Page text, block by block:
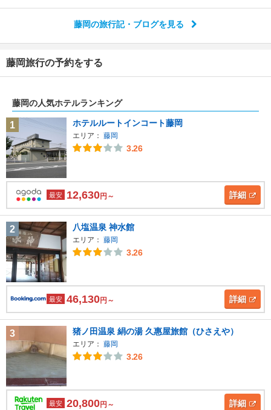
藤岡の旅行記・ブログを見る
藤岡旅行の予約をする
藤岡の人気ホテルランキング
1 ホテルルートインコート藤岡
エリア： 藤岡
3.26
最安 12,630円～ 詳細
2 八塩温泉 神水館
エリア： 藤岡
3.26
最安 46,130円～ 詳細
3 猪ノ田温泉 絹の湯 久惠屋旅館（ひさえや）
エリア： 藤岡
3.26
最安 20,800円～ 詳細